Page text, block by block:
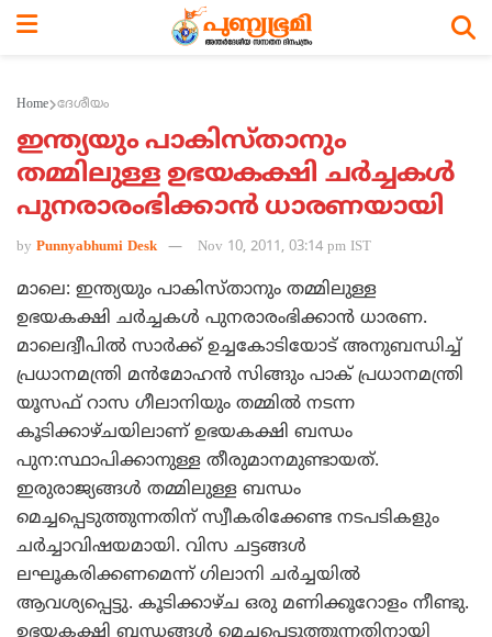
Home ദേശീയം
ഇന്ത്യയും പാകിസ്താനും
തമ്മിലുള്ള ഉഭയകക്ഷി ചര്‍ച്ചകള്‍
പുനരാരംഭിക്കാന്‍ ധാരണയായി
by Punnyabhumi Desk Nov 10, 2011, 03:14 pm IST
മാലെ: ഇന്ത്യയും പാകിസ്താനും തമ്മിലുള്ള
ഉഭയകക്ഷി ചര്‍ച്ചകള്‍ പുനരാരംഭിക്കാന്‍ ധാരണ.
മാലെദ്വീപില്‍ സാര്‍ക്ക് ഉച്ചകോടിയോട് അനുബന്ധിച്ച്
പ്രധാനമന്ത്രി മന്‍മോഹന്‍ സിങ്ങും പാക് പ്രധാനമന്ത്രി
യൂസഫ് റാസ ഗീലാനിയും തമ്മില്‍ നടന്ന
കൂടിക്കാഴ്ചയിലാണ് ഉഭയകക്ഷി ബന്ധം
പുന:സ്ഥാപിക്കാനുള്ള തീരുമാനമുണ്ടായത്.
ഇരുരാജ്യങ്ങള്‍ തമ്മിലുള്ള ബന്ധം
മെച്ചപ്പെടുത്തുന്നതിന് സ്വീകരിക്കേണ്ട നടപടികളും
ചര്‍ച്ചാവിഷയമായി. വിസ ചട്ടങ്ങള്‍
ലഘൂകരിക്കണമെന്ന് ഗിലാനി ചര്‍ച്ചയില്‍
ആവശ്യപ്പെട്ടു. കൂടിക്കാഴ്ച ഒരു മണിക്കൂറോളം നീണ്ടു.
ഉഭയകക്ഷി ബന്ധങ്ങള്‍ മെച്ചപ്പെടുത്തുന്നതിനായി